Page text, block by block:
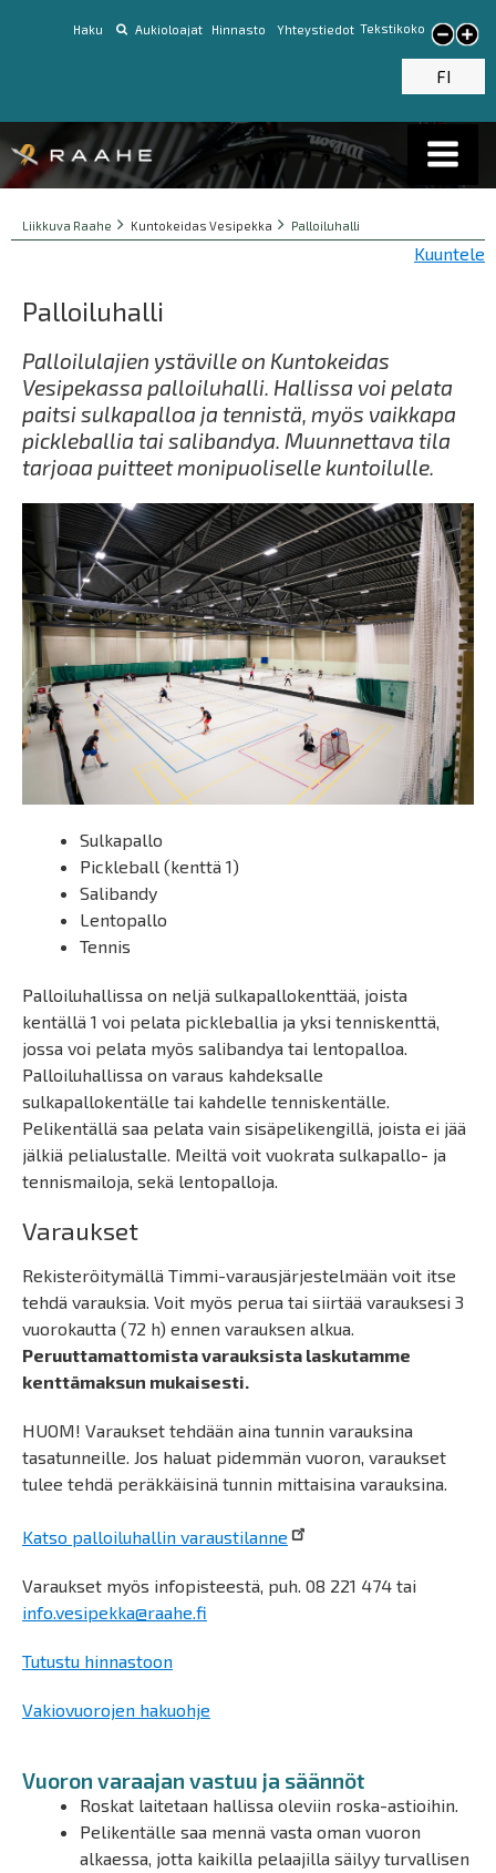
Tekstikoko
Pienennä tekstikokoa
Haku Aukioloajat Hinnasto Yhteystiedot
FI
Breadcrumbs
You
Liikkuva Raahe Kuntokeidas Vesipekka Palloiluhalli
Kuuntele
Palloiluhalli
Palloilulajien ystäville on Kuntokeidas
Vesipekassa palloiluhalli. Hallissa voi pelata
paitsi sulkapalloa ja tennistä, myös vaikkapa
pickleballia tai salibandya. Muunnettava tila
tarjoaa puitteet monipuoliselle kuntoilulle.
Sulkapallo
Pickleball (kenttä 1)
Salibandy
Lentopallo
Tennis
Palloiluhallissa on neljä sulkapallokenttää, joista
kentällä 1 voi pelata pickleballia ja yksi tenniskenttä,
jossa voi pelata myös salibandya tai lentopalloa.
Palloiluhallissa on varaus kahdeksalle
sulkapallokentälle tai kahdelle tenniskentälle.
Pelikentällä saa pelata vain sisäpelikengillä, joista ei jää
jälkiä pelialustalle. Meiltä voit vuokrata sulkapallo- ja
tennismailoja, sekä lentopalloja.
Varaukset
Rekisteröitymällä Timmi-varausjärjestelmään voit itse
tehdä varauksia. Voit myös perua tai siirtää varauksesi 3
vuorokautta (72 h) ennen varauksen alkua.
Peruuttamattomista varauksista laskutamme
kenttämaksun mukaisesti.
HUOM! Varaukset tehdään aina tunnin varauksina
tasatunneille. Jos haluat pidemmän vuoron, varaukset
tulee tehdä peräkkäisinä tunnin mittaisina varauksina.
Katso palloiluhallin varaustilanne
Varaukset myös infopisteestä, puh. 08 221 474 tai
info.vesipekka@raahe.fi
Tutustu hinnastoon
Vakiovuorojen hakuohje
Vuoron varaajan vastuu ja säännöt
Roskat laitetaan hallissa oleviin roska-astioihin.
Pelikentälle saa mennä vasta oman vuoron
alkaessa, jotta kaikilla pelaajilla säilyy turvallisen